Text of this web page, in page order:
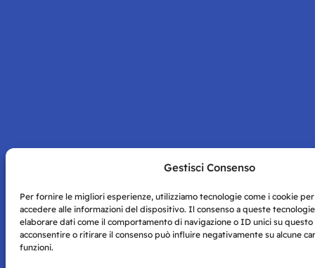
Gestisci Consenso
Per fornire le migliori esperienze, utilizziamo tecnologie come i cookie
accedere alle informazioni del dispositivo. Il consenso a queste
elaborare dati come il comportamento di navigazione o ID unici su
acconsentire o ritirare il consenso può influire negativamente su alcune
funzioni.